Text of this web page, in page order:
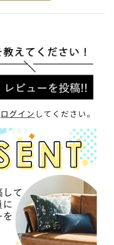
ログイン してください。